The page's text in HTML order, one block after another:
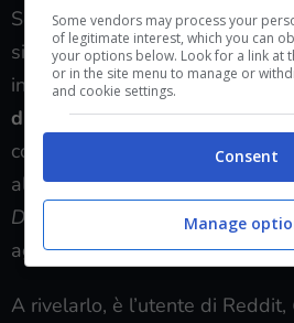
Sony è però molto attenta a
simili potrebbero significare: il
infatti, viene considerato come
d’accessoper chiunque voglia
cosiddetto
Un altro
alcuni utenti, prevede l’utilizzo
DuckDuckGo.
Ma quali sonoi
aggirare questo blocco?
A rivelarlo, è l’utente di Reddit,
Some vendors may process your
of legitimate interest, which you can
your options below. Look for a link at
or in the site menu to manage or
and cookie settings.
Consent
Manage